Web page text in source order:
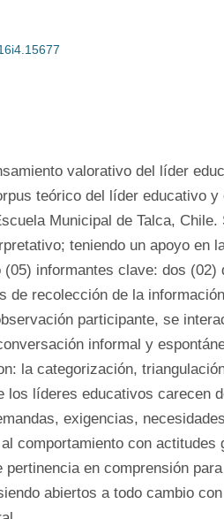
valorativo del líder
teórico del líder educativo y
Municipal de Talca, Chile.
teniendo un apoyo en
(05) informantes clave: dos (02)
de recolección de la
participante, se
informal y
la categorización,
los líderes educativos carecen
exigencias,
comportamiento con actitudes
en comprensión
abiertos a todo cambio